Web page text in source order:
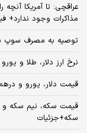
عراقچی: تا آمریکا
مذاکرات وجود ندارد+
توصیه به مصرف سوپ
نرخ ارز دلار، طلا و یورو امروز یکشنبه ۱۸
قیمت دلار، یورو و درهم امروز یکشنبه ۱۸
سکه+جزئیات